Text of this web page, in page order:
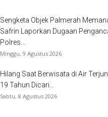
Sengketa Objek Palmerah
Safrin Laporkan Dugaan
Polres...
Minggu, 9 Agustus 2026
Hilang Saat Berwisata di Air
19 Tahun Dicari...
Sabtu, 8 Agustus 2026